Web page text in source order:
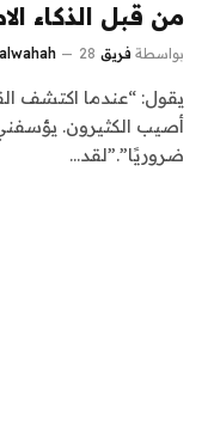
من قبل الذكاء
بواسطة فريق alwahah 28 أبريل، 2025
يقول: “عندما اكتشف
أصيب الكثيرون.
ضروريًا”.”لقد…